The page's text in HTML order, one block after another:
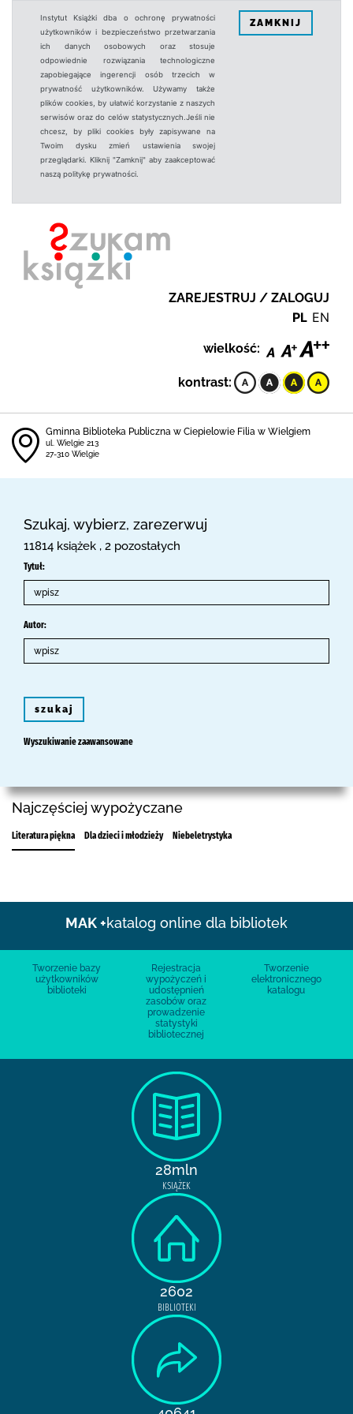
Instytut Książki dba o ochronę prywatności
użytkowników i bezpieczeństwo przetwarzania
ich danych osobowych oraz stosuje
odpowiednie rozwiązania technologiczne
zapobiegające ingerencji osób trzecich w
prywatność użytkowników. Używamy także
plików cookies, by ułatwić korzystanie z naszych
serwisów oraz do celów statystycznych.Jeśli nie
chcesz, by pliki cookies były zapisywane na
Twoim dysku zmień ustawienia swojej
przeglądarki. Kliknij "Zamknij" aby zaakceptować
naszą politykę prywatności.
ZAMKNIJ
ZAREJESTRUJ / ZALOGUJ
PL EN
wielkość:
kontrast:
Gminna Biblioteka Publiczna w Ciepielowie Filia w Wielgiem
ul. Wielgie 213
27-310 Wielgie
Szukaj, wybierz, zarezerwuj
11814 książek , 2 pozostałych
Tytuł:
Autor:
szukaj
Wyszukiwanie zaawansowane
Najczęściej wypożyczane
Literatura piękna Dla dzieci i młodzieży Niebeletrystyka
MAK +katalog online dla bibliotek
Tworzenie bazy
użytkowników
biblioteki
Rejestracja
wypożyczeń i
udostępnień
zasobów oraz
prowadzenie
statystyki
bibliotecznej
Tworzenie
elektronicznego
katalogu
28mln
KSIĄŻEK
2602
BIBLIOTEKI